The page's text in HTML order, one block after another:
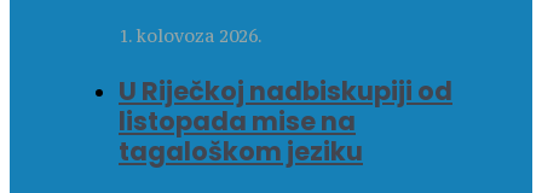
1. kolovoza 2026.
U Riječkoj nadbiskupiji od
listopada mise na
tagaloškom jeziku